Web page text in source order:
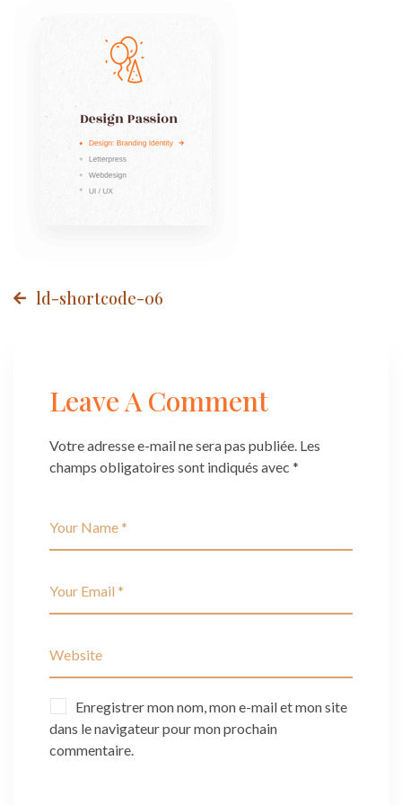
Post
ld-shortcode-06
Leave A Comment
Votre adresse e-mail ne sera pas publiée. Les
champs obligatoires sont indiqués avec *
Enregistrer mon nom, mon e-mail et mon site
dans le navigateur pour mon prochain
commentaire.